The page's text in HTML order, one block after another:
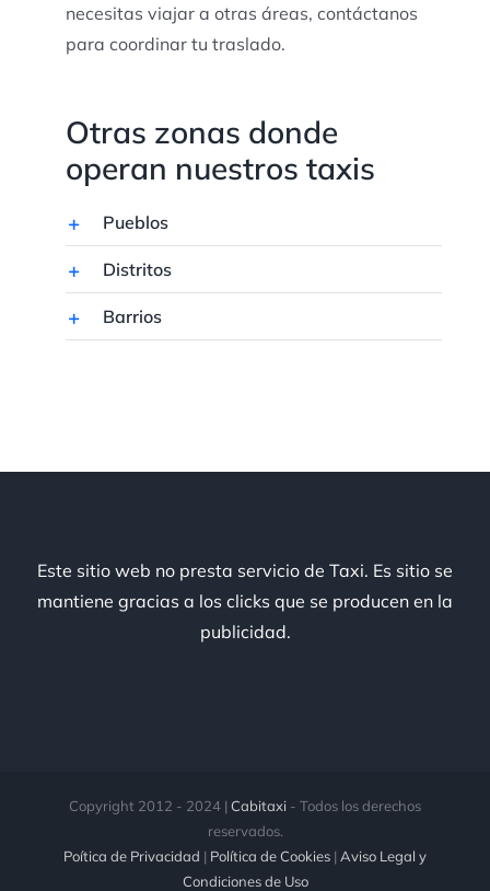
necesitas viajar a otras áreas, contáctanos
para coordinar tu traslado.
Otras zonas donde
operan nuestros taxis
Pueblos
Distritos
Barrios
Este sitio web no presta servicio de Taxi. Es sitio se
mantiene gracias a los clicks que se producen en la
publicidad.
Copyright 2012 - 2024 | Cabitaxi - Todos los derechos
reservados.
Poítica de Privacidad | Política de Cookies | Aviso Legal y
Condiciones de Uso